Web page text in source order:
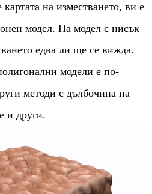
на изместването, ви е
модел. На модел с нисък
едва ли ще се вижда.
модели е по-
методи с дълбочина на
и други.